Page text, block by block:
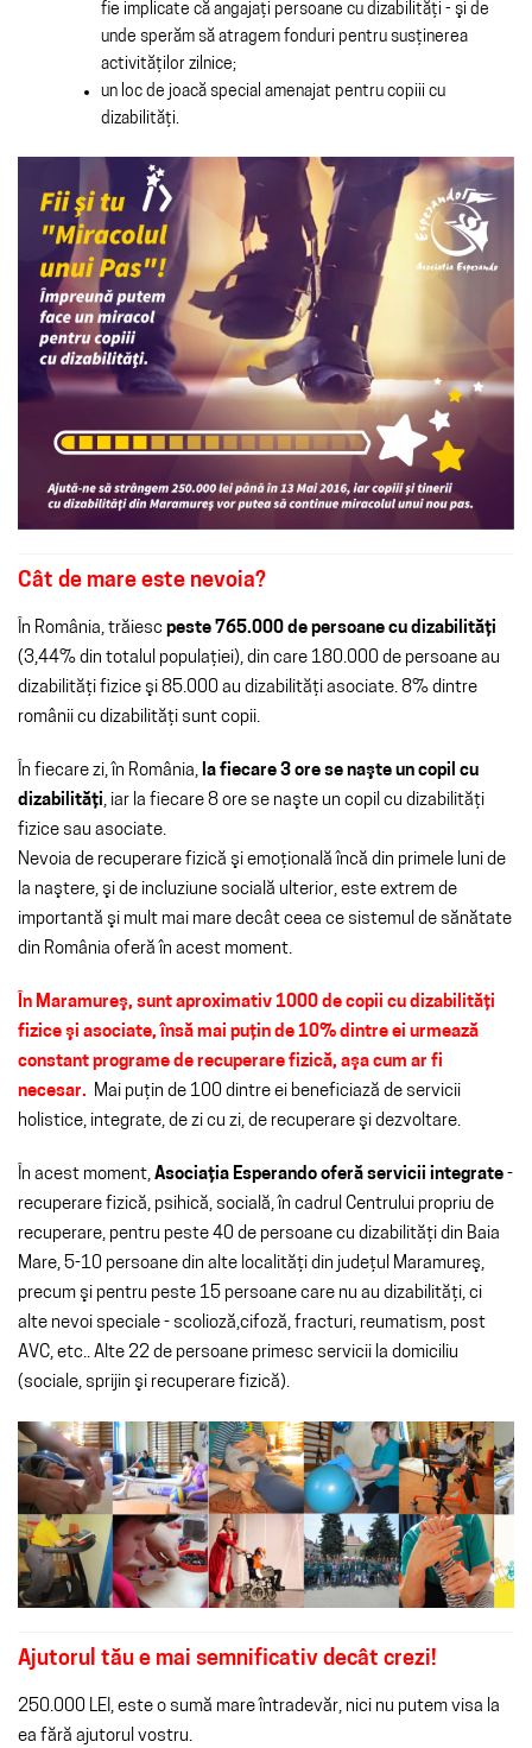
fie implicate că angajaţi persoane cu dizabilităţi - şi de
unde sperăm să atragem fonduri pentru susţinerea
activităţilor zilnice;
un loc de joacă special amenajat pentru copiii cu
dizabilităţi.
Cât de mare este nevoia?
În România, trăiesc peste 765.000 de persoane cu dizabilităţi
(3,44% din totalul populaţiei), din care 180.000 de persoane au
dizabilităţi fizice şi 85.000 au dizabilităţi asociate. 8% dintre
românii cu dizabilităţi sunt copii.
În fiecare zi, în România, la fiecare 3 ore se naşte un copil cu
dizabilităţi, iar la fiecare 8 ore se naşte un copil cu dizabilităţi
fizice sau asociate.
Nevoia de recuperare fizică şi emoţională încă din primele luni de
la naştere, şi de incluziune socială ulterior, este extrem de
importantă şi mult mai mare decât ceea ce sistemul de sănătate
din România oferă în acest moment.
În Maramureş, sunt aproximativ 1000 de copii cu dizabilităţi
fizice şi asociate, însă mai puţin de 10% dintre ei urmează
constant programe de recuperare fizică, aşa cum ar fi
necesar. Mai puţin de 100 dintre ei beneficiază de servicii
holistice, integrate, de zi cu zi, de recuperare şi dezvoltare.
În acest moment, Asociaţia Esperando oferă servicii integrate -
recuperare fizică, psihică, socială, în cadrul Centrului propriu de
recuperare, pentru peste 40 de persoane cu dizabilităţi din Baia
Mare, 5-10 persoane din alte localităţi din judeţul Maramureş,
precum şi pentru peste 15 persoane care nu au dizabilităţi, ci
alte nevoi speciale - scolioză,cifoză, fracturi, reumatism, post
AVC, etc.. Alte 22 de persoane primesc servicii la domiciliu
(sociale, sprijin şi recuperare fizică ).
Ajutorul tău e mai semnificativ decât crezi!
250.000 LEI, este o sumă mare întradevăr, nici nu putem visa la
ea fără ajutorul vostru.